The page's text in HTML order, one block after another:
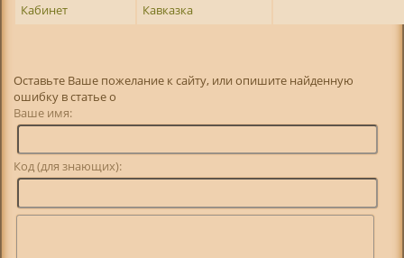
Кабинет
Кавказка
Оставьте Ваше пожелание к сайту, или опишите найденную
ошибку в статье о
Ваше имя:
Код (для знающих):